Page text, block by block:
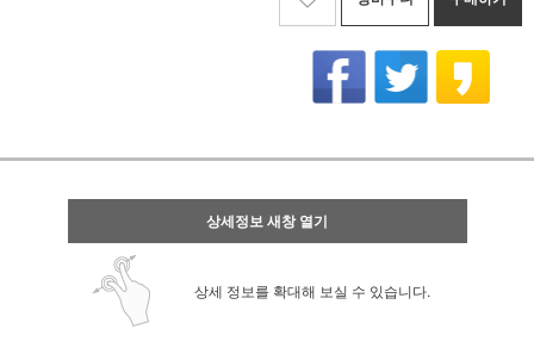
상세정보 새창 열기
상세 정보를 확대해 보실 수 있습니다.